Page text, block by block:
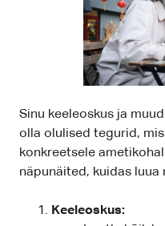
Sinu keeleoskus ja
olla olulised tegurid,
konkreetsele
näpunäited, kuidas luua
Keeleoskus: